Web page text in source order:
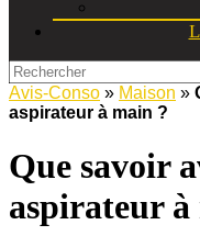
Avis-Conso » Maison »
aspirateur à main ?
Que savoir
aspirateur à